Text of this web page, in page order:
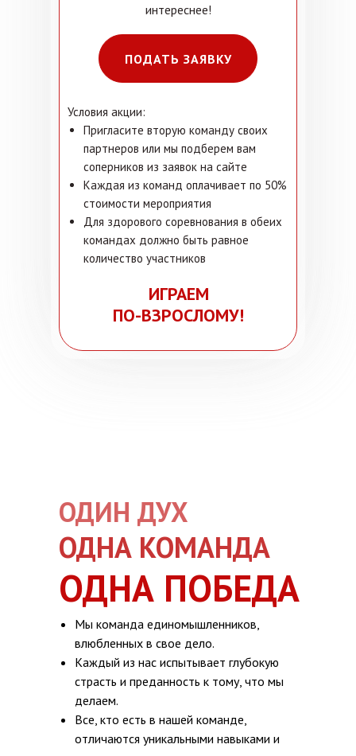
ПОДАТЬ ЗАЯВКУ
Условия акции:
Пригласите вторую команду своих
партнеров или мы подберем вам
соперников из заявок на сайте
Каждая из команд оплачивает по 50%
стоимости мероприятия
Для здорового соревнования в обеих
командах должно быть равное
количество участников
ИГРАЕМ
ПО-ВЗРОСЛОМУ!
интереснее!
ОДИН ДУХ
ОДНА КОМАНДА
ОДНА ПОБЕДА
Мы команда единомышленников,
влюбленных в свое дело.
Каждый из нас испытывает глубокую
страсть и преданность к тому, что мы
делаем.
Все, кто есть в нашей команде,
отличаются уникальными навыками и